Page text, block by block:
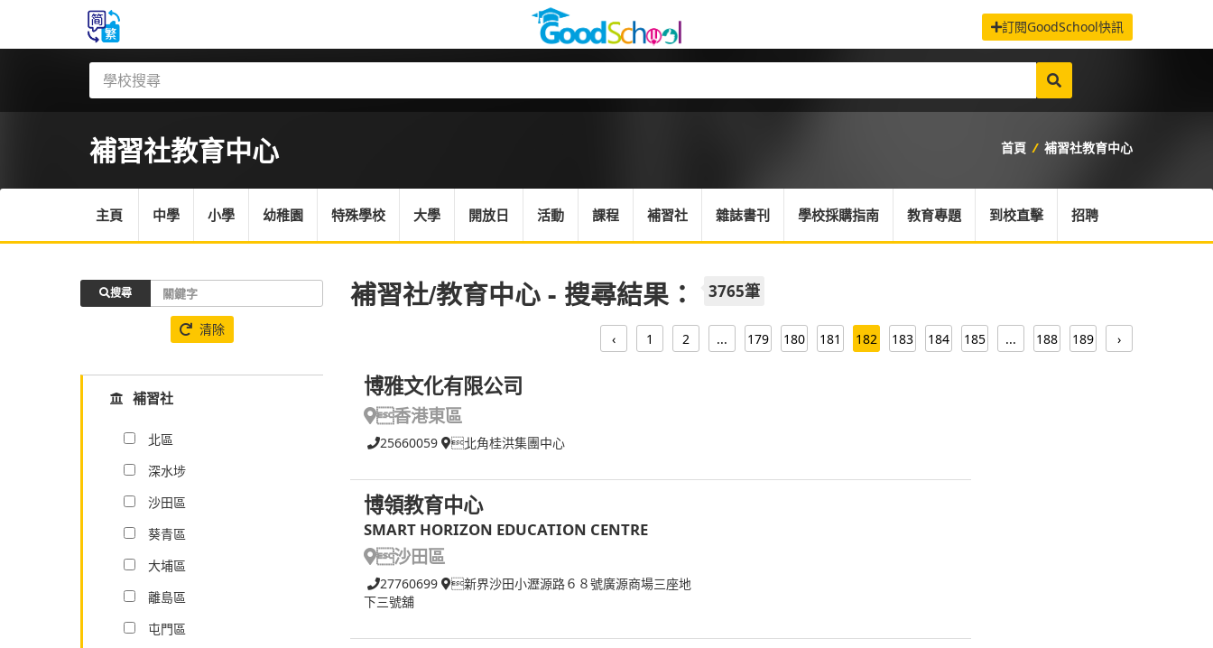
訂閱GoodSchool快訊
補習社教育中心 首頁 / 補習社教育中心
主頁 中學 小學 幼稚園 特殊學校 大學 開放日 活動 課程 補習社 雜誌書刊 學校採購指南 教育專題 到校直擊 招聘
補習社/教育中心 - 搜尋結果： 3765筆
‹ 1 2 ... 179 180 181 182 183 184 185 ... 188 189 ›
博雅文化有限公司
香港東區
25660059 北角桂洪集團中心
博領教育中心
SMART HORIZON EDUCATION CENTRE
沙田區
27760699
新界沙田小瀝源路６８號廣源商場三座地
下三號舖
搜尋
清除
補習社
北區
深水埗
沙田區
葵青區
大埔區
離島區
屯門區